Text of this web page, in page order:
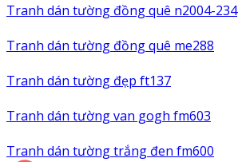
Tranh dán tường đồng quê n2004-234
Tranh dán tường đồng quê me288
Tranh dán tường đẹp ft137
Tranh dán tường van gogh fm603
Tranh dán tường trắng đen fm600